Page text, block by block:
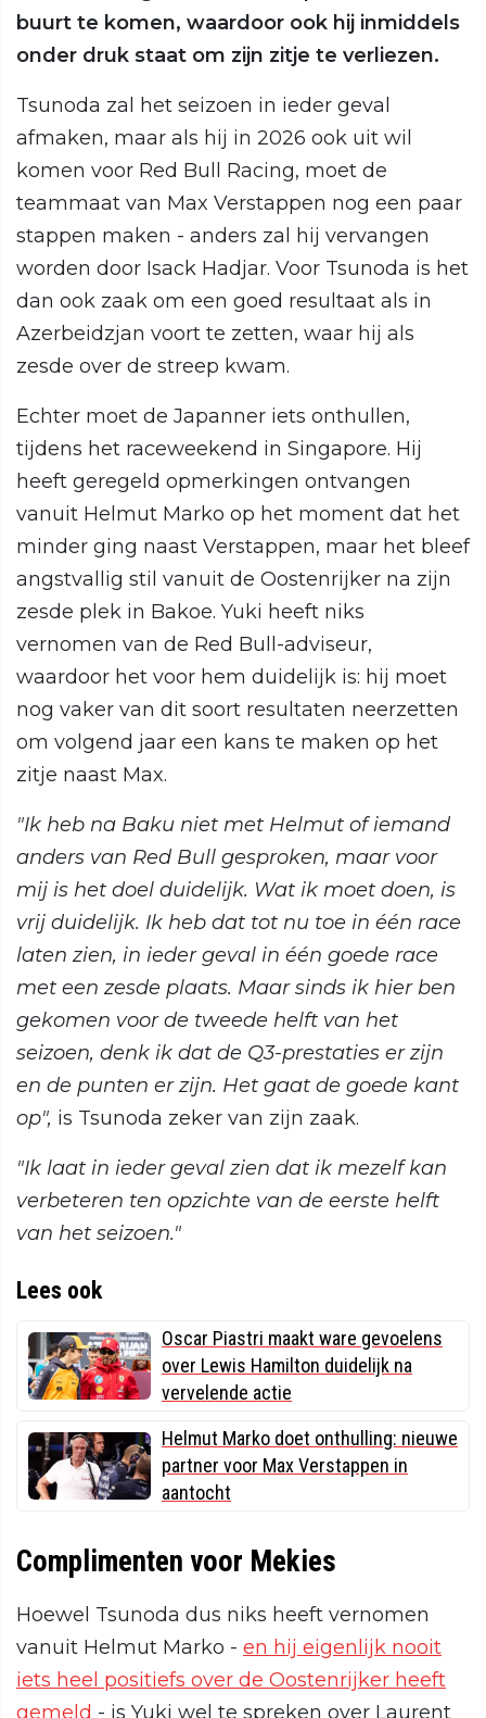
buurt te komen, waardoor ook hij inmiddels
onder druk staat om zijn zitje te verliezen.
Tsunoda zal het seizoen in ieder geval
afmaken, maar als hij in 2026 ook uit wil
komen voor Red Bull Racing, moet de
teammaat van Max Verstappen nog een paar
stappen maken - anders zal hij vervangen
worden door Isack Hadjar. Voor Tsunoda is het
dan ook zaak om een goed resultaat als in
Azerbeidzjan voort te zetten, waar hij als
zesde over de streep kwam.
Echter moet de Japanner iets onthullen,
tijdens het raceweekend in Singapore. Hij
heeft geregeld opmerkingen ontvangen
vanuit Helmut Marko op het moment dat het
minder ging naast Verstappen, maar het bleef
angstvallig stil vanuit de Oostenrijker na zijn
zesde plek in Bakoe. Yuki heeft niks
vernomen van de Red Bull-adviseur,
waardoor het voor hem duidelijk is: hij moet
nog vaker van dit soort resultaten neerzetten
om volgend jaar een kans te maken op het
zitje naast Max.
"Ik heb na Baku niet met Helmut of iemand
anders van Red Bull gesproken, maar voor
mij is het doel duidelijk. Wat ik moet doen, is
vrij duidelijk. Ik heb dat tot nu toe in één race
laten zien, in ieder geval in één goede race
met een zesde plaats. Maar sinds ik hier ben
gekomen voor de tweede helft van het
seizoen, denk ik dat de Q3-prestaties er zijn
en de punten er zijn. Het gaat de goede kant
op", is Tsunoda zeker van zijn zaak.
"Ik laat in ieder geval zien dat ik mezelf kan
verbeteren ten opzichte van de eerste helft
van het seizoen."
Lees ook
Oscar Piastri maakt ware gevoelens
over Lewis Hamilton duidelijk na
vervelende actie
Helmut Marko doet onthulling: nieuwe
partner voor Max Verstappen in
aantocht
Complimenten voor Mekies
Hoewel Tsunoda dus niks heeft vernomen
vanuit Helmut Marko - en hij eigenlijk nooit
iets heel positiefs over de Oostenrijker heeft
gemeld - is Yuki wel te spreken over Laurent